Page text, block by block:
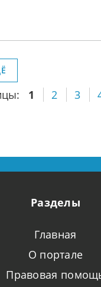
1 2 3
Разделы
Главная
О портале
Правовая